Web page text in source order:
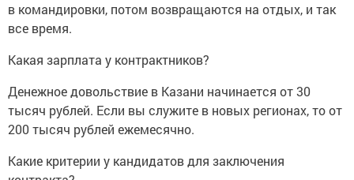
в командировки, потом возвращаются на отдых, и так
все время.
Какая зарплата у контрактников?
Денежное довольствие в Казани начинается от 30
тысяч рублей. Если вы служите в новых регионах, то от
200 тысяч рублей ежемесячно.
Какие критерии у кандидатов для заключения